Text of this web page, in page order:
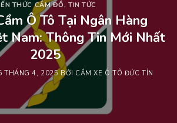
THỨC CẦM ĐỒ,TIN TỨC
Ô Tô Tại Ngân Hàng
Nam: Thông Tin Mới Nhất
2025
THÁNG 4, 2025 BỞI CẦM XE Ô TÔ ĐỨC TÍN